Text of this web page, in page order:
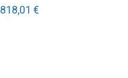
818,01 €